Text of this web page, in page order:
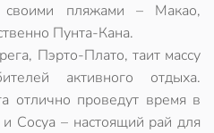
своими пляжами – Макао,
Пунта-Кана.
Пэрто-Плато, таит массу
активного отдыха.
отлично проведут время в
Сосуа – настоящий рай для